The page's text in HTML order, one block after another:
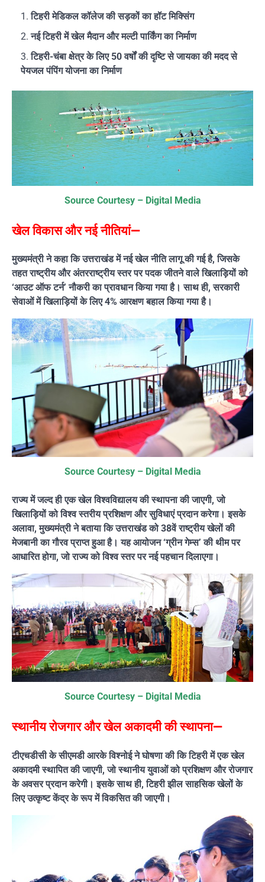
टिहरी मेडिकल कॉलेज की सड़कों का हॉट मिक्सिंग
नई टिहरी में खेल मैदान और मल्टी पार्किंग का निर्माण
टिहरी-चंबा क्षेत्र के लिए 50 वर्षों की दृष्टि से जायका की मदद से
पेयजल पंपिंग योजना का निर्माण
Source Courtesy – Digital Media
खेल विकास और नई नीतियां—
मुख्यमंत्री ने कहा कि उत्तराखंड में नई खेल नीति लागू की गई है, जिसके
तहत राष्ट्रीय और अंतरराष्ट्रीय स्तर पर पदक जीतने वाले खिलाड़ियों को
‘आउट ऑफ टर्न’ नौकरी का प्रावधान किया गया है। साथ ही, सरकारी
सेवाओं में खिलाड़ियों के लिए 4% आरक्षण बहाल किया गया है।
Source Courtesy – Digital Media
राज्य में जल्द ही एक खेल विश्वविद्यालय की स्थापना की जाएगी, जो
खिलाड़ियों को विश्व स्तरीय प्रशिक्षण और सुविधाएं प्रदान करेगा। इसके
अलावा, मुख्यमंत्री ने बताया कि उत्तराखंड को 38वें राष्ट्रीय खेलों की
मेजबानी का गौरव प्राप्त हुआ है। यह आयोजन ‘ग्रीन गेम्स’ की थीम पर
आधारित होगा, जो राज्य को विश्व स्तर पर नई पहचान दिलाएगा।
Source Courtesy – Digital Media
स्थानीय रोजगार और खेल अकादमी की स्थापना—
टीएचडीसी के सीएमडी आरके विश्नोई ने घोषणा की कि टिहरी में एक खेल
अकादमी स्थापित की जाएगी, जो स्थानीय युवाओं को प्रशिक्षण और रोजगार
के अवसर प्रदान करेगी। इसके साथ ही, टिहरी झील साहसिक खेलों के
लिए उत्कृष्ट केंद्र के रूप में विकसित की जाएगी।